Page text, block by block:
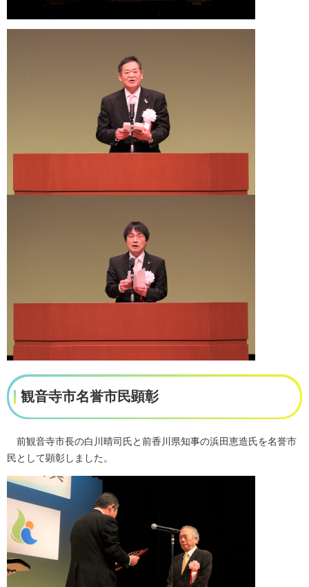
観音寺市名誉市民顕彰
前観音寺市長の白川晴司氏と前香川県知事の浜田恵造氏を名誉市
民として顕彰しました。